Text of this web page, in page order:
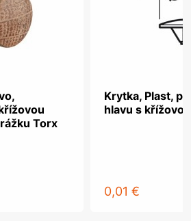
Torx
Krytka, Plast,
hlavu s
0,01 €